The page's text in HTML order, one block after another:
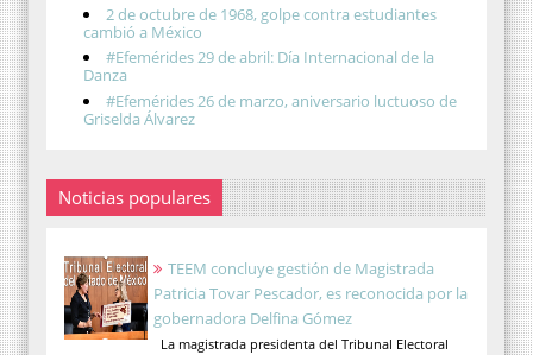
2 de octubre de 1968, golpe contra estudiantes
cambió a México
#Efemérides 29 de abril: Día Internacional de la
Danza
#Efemérides 26 de marzo, aniversario luctuoso de
Griselda Álvarez
Noticias populares
TEEM concluye gestión de Magistrada
Patricia Tovar Pescador, es reconocida por la
gobernadora Delfina Gómez
La magistrada presidenta del Tribunal Electoral